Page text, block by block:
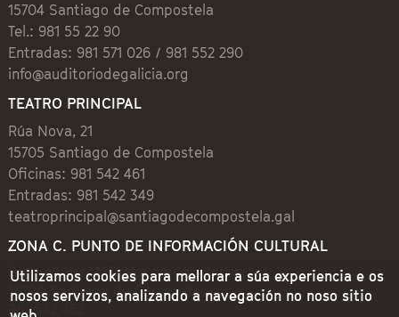
15704 Santiago de Compostela
Tel.: 981 55 22 90
Entradas: 981 571 026 / 981 552 290
info@auditoriodegalicia.org
TEATRO PRINCIPAL
Rúa Nova, 21
15705 Santiago de Compostela
Oficinas: 981 542 461
Entradas: 981 542 349
teatroprincipal@santiagodecompostela.gal
ZONA C. PUNTO DE INFORMACIÓN CULTURAL
Preguntoiro, 1 (Praza de Cervantes)
15704 Santiago de Compostela
981 542 462
Utilizamos cookies para mellorar a súa experiencia e os
nosos servizos, analizando a navegación no noso sitio